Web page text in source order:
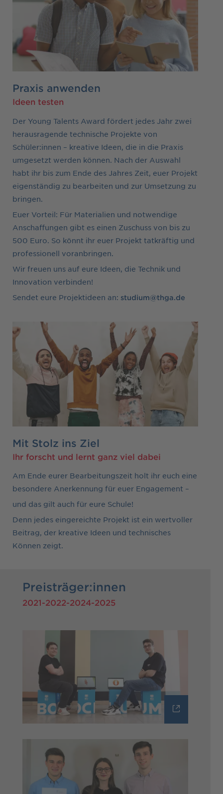
Praxis anwenden
Ideen testen
Der Young Talents Award fördert jedes Jahr zwei
herausragende technische Projekte von
Schüler:innen – kreative Ideen, die in die Praxis
umgesetzt werden können. Nach der Auswahl
habt ihr bis zum Ende des Jahres Zeit, euer Projekt
eigenständig zu bearbeiten und zur Umsetzung zu
bringen.
Euer Vorteil: Für Materialien und notwendige
Anschaffungen gibt es einen Zuschuss von bis zu
500 Euro. So könnt ihr euer Projekt tatkräftig und
professionell voranbringen.
Wir freuen uns auf eure Ideen, die Technik und
Innovation verbinden!
Sendet eure Projektideen an: studium@thga.de
Mit Stolz ins Ziel
Ihr forscht und lernt ganz viel dabei
Am Ende eurer Bearbeitungszeit holt ihr euch eine
besondere Anerkennung für euer Engagement –
und das gilt auch für eure Schule!
Denn jedes eingereichte Projekt ist ein wertvoller
Beitrag, der kreative Ideen und technisches
Können zeigt.
Preisträger:innen
2021-2022-2024-2025